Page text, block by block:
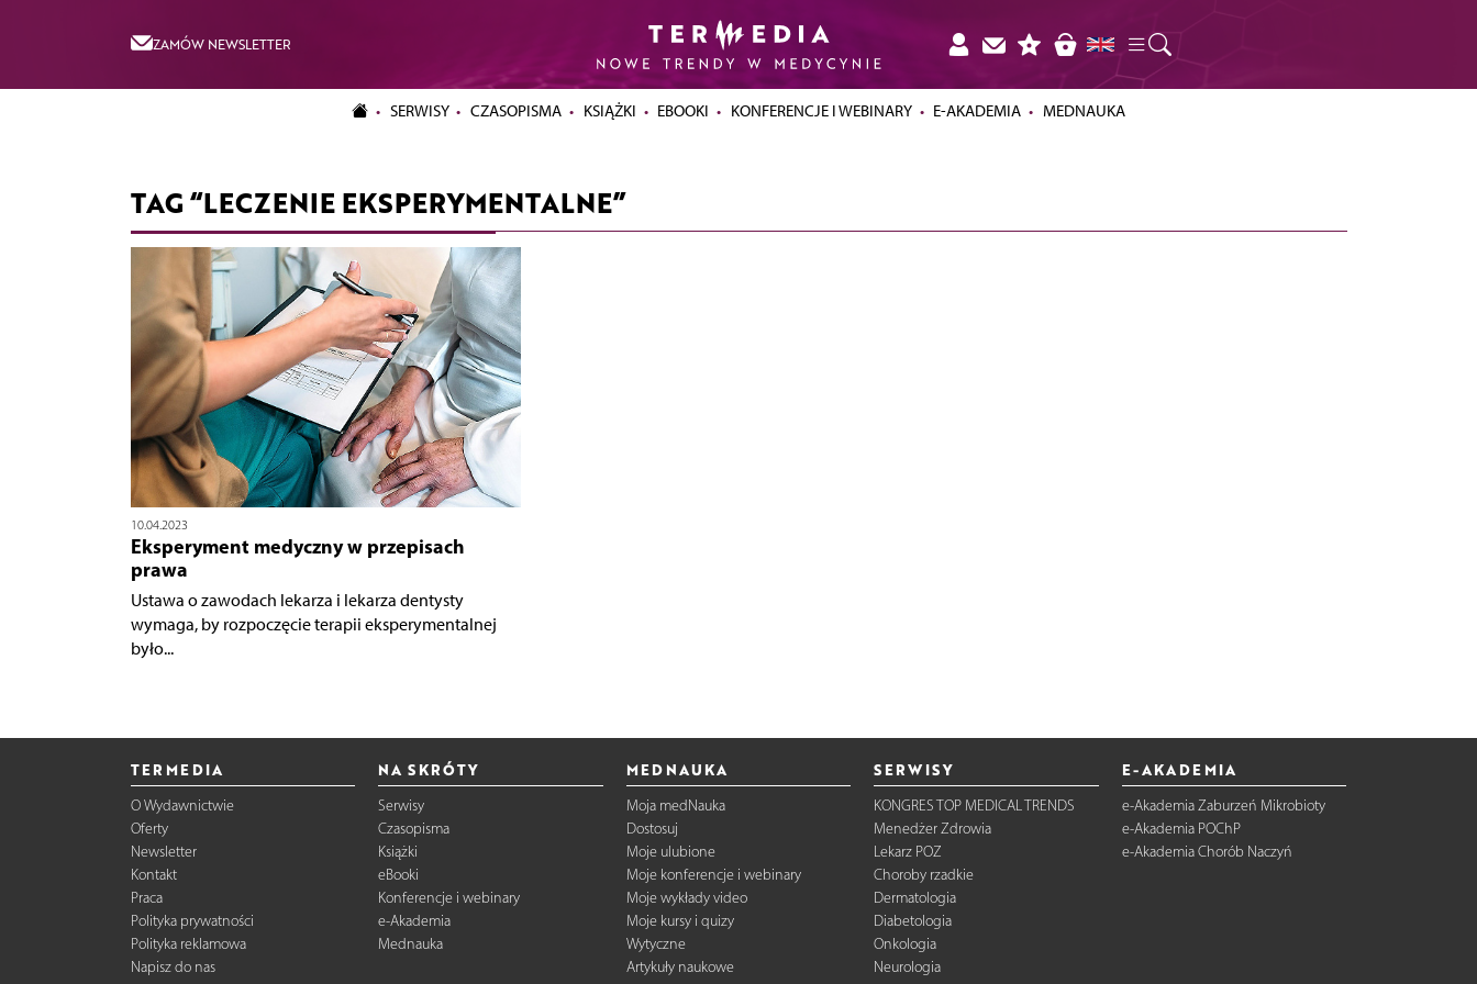
ZAMÓW NEWSLETTER
SERWISY CZASOPISMA KSIĄŻKI EBOOKI KONFERENCJE I WEBINARY E-AKADEMIA MEDNAUKA
TAG “LECZENIE EKSPERYMENTALNE”
10.04.2023
Eksperyment medyczny w przepisach
prawa
Ustawa o zawodach lekarza i lekarza dentysty
wymaga, by rozpoczęcie terapii eksperymentalnej
było...
TERMEDIA
O Wydawnictwie
Oferty
Newsletter
Kontakt
Praca
Polityka prywatności
Polityka reklamowa
Napisz do nas
NA SKRÓTY
Serwisy
Czasopisma
Książki
eBooki
Konferencje i webinary
e-Akademia
Mednauka
MEDNAUKA
Moja medNauka
Dostosuj
Moje ulubione
Moje konferencje i webinary
Moje wykłady video
Moje kursy i quizy
Wytyczne
Artykuły naukowe
SERWISY
KONGRES TOP MEDICAL TRENDS
Menedżer Zdrowia
Lekarz POZ
Choroby rzadkie
Dermatologia
Diabetologia
Onkologia
Neurologia
E-AKADEMIA
e-Akademia Zaburzeń Mikrobioty
e-Akademia POChP
e-Akademia Chorób Naczyń